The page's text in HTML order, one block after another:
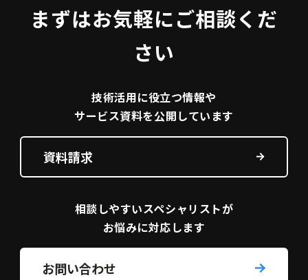
まずはお気軽にご相談くだ
さい
技術活用に役立つ情報や
サービス資料を公開しています
資料請求
相談しやすいスペシャリストが
お悩みに対応します
お問い合わせ